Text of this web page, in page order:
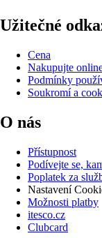
Užitečné
Cena
Nakupujte
Podmínky
Soukromí a
O nás
Přístupnost
Podívejte se,
Poplatek za
Nastavení
Možnosti platby
itesco.cz
Clubcard